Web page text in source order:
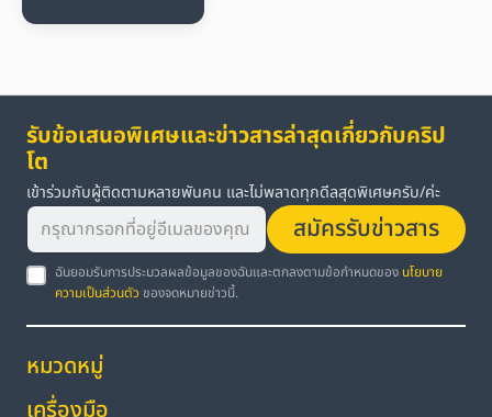
รับข้อเสนอพิเศษและข่าวสารล่าสุดเกี่ยวกับคริป
โต
เข้าร่วมกับผู้ติดตามหลายพันคน และไม่พลาดทุกดีลสุดพิเศษครับ/ค่ะ
สมัครรับข่าวสาร
ฉันยอมรับการประมวลผลข้อมูลของฉันและตกลงตามข้อกำหนดของ นโยบาย
ความเป็นส่วนตัว ของจดหมายข่าวนี้.
หมวดหมู่